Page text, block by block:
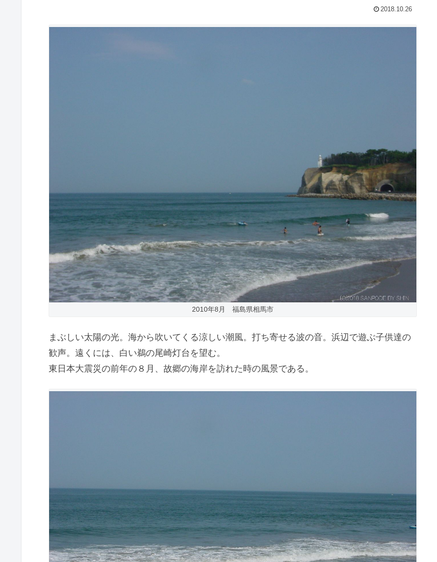
2018.10.26
2010年8月 福島県相馬市
まぶしい太陽の光。海から吹いてくる涼しい潮風。打ち寄せる波の音。浜辺で遊ぶ子供達の
歓声。遠くには、白い鵜の尾崎灯台を望む。
東日本大震災の前年の８月、故郷の海岸を訪れた時の風景である。